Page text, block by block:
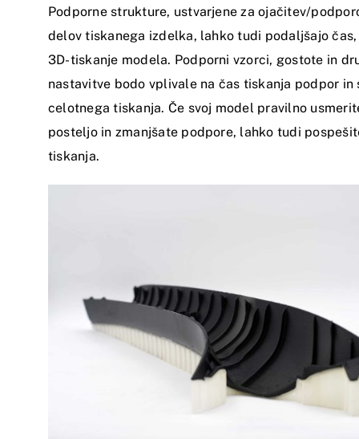
Podporne strukture, ustvarjene za ojačitev/
delov tiskanega izdelka, lahko tudi podaljšajo
3D-tiskanje modela. Podporni vzorci, gostote in
nastavitve bodo vplivale na čas tiskanja podpor in
celotnega tiskanja. Če svoj model pravilno
posteljo in zmanjšate podpore, lahko tudi
tiskanja.